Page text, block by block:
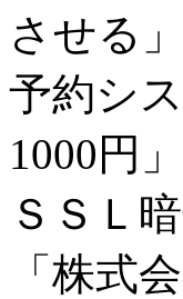
させる
予約シ
1000円
ＳＳＬ
「株式